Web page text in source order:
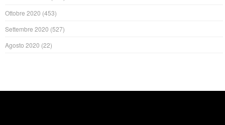
Ottobre 2020 (453)
Settembre 2020 (527)
Agosto 2020 (22)